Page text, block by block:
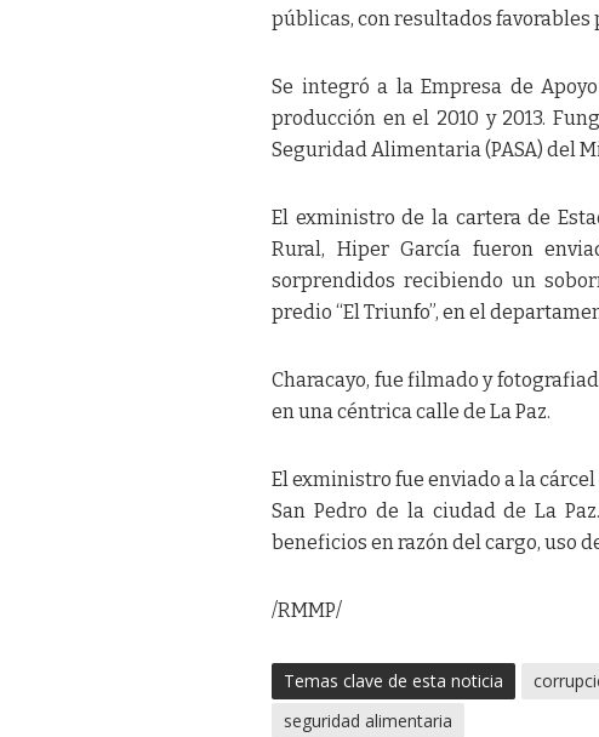
públicas, con resultados
Se integró a la Empresa de
producción en el 2010 y 2013.
Seguridad Alimentaria (PASA) del
El exministro de la cartera de
Rural, Hiper García fueron
sorprendidos recibiendo un
predio “El Triunfo”, en el
Characayo, fue filmado y
en una céntrica calle de La Paz.
El exministro fue enviado a la cárcel
San Pedro de la ciudad de La
beneficios en razón del cargo, uso
/RMMP/
Temas clave de esta noticia
seguridad alimentaria